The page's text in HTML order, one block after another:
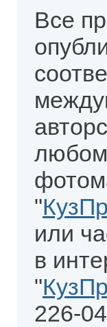
Все
любом
"
или
в
"
226-